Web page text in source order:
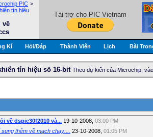
PIC >
tín hiệu
về
Tài trợ cho PIC Vietnam
Kí Hỏi/Ðáp Thành Viên Lịch Bài
tín hiệu số 16-bit Theo dự kiến của Microchip,
về dspic30f2010 và... 19-10-2008, 03:00 PM
sung thêm về mạch chạy:... 23-10-2008, 01:05 PM